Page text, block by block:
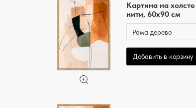
Картина на
нити, 60x90 см
Рама дерево
Добавить в корзину